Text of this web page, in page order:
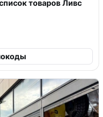
товаров Ливс